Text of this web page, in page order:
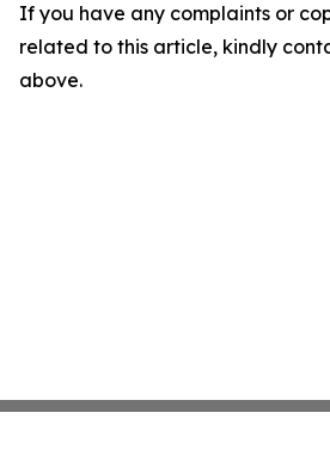
If you have any complaints or
related to this article, kindly
above.